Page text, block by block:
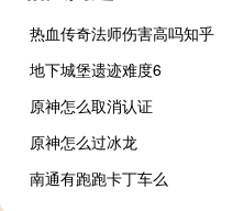
热血传奇法师伤害高吗知乎
地下城堡遗迹难度6
原神怎么取消认证
原神怎么过冰龙
南通有跑跑卡丁车么